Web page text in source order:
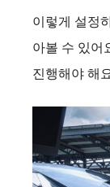
이렇게 설정
아볼 수 있어
진행해야 해